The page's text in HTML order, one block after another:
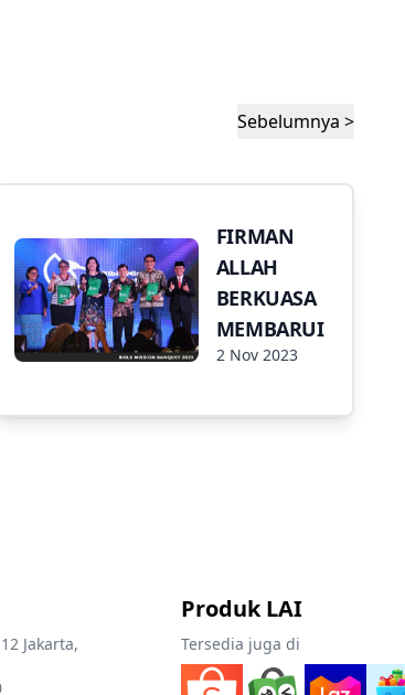
Sebelumnya >
FIRMAN
ALLAH
BERKUASA
MEMBARUI
2 Nov 2023
Jakarta,
Produk LAI
Tersedia juga di